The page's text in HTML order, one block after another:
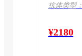
抗体类型：
¥2180